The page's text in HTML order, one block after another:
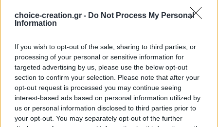
choice-creation.gr - Do Not Process My Personal
Information
If you wish to opt-out of the sale, sharing to third parties, or
processing of your personal or sensitive information for
targeted advertising by us, please use the below opt-out
section to confirm your selection. Please note that after your
opt-out request is processed you may continue seeing
interest-based ads based on personal information utilized by
us or personal information disclosed to third parties prior to
your opt-out. You may separately opt-out of the further
ΧΡΏΜΑ
Μπεζ
Μπλε
,
Μωβ
,
ΝΕΟΝ ΚΙΤΡΙΝΟ
,